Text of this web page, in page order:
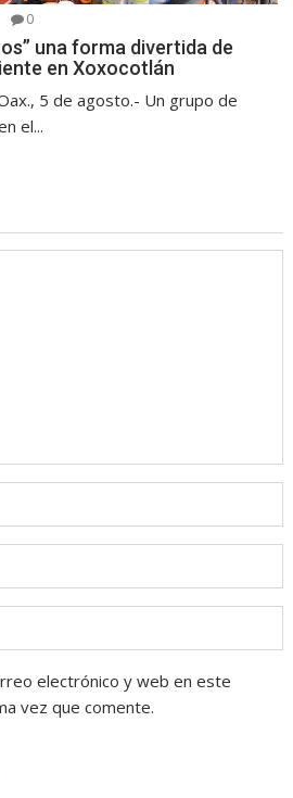
0
una forma divertida de
en Xoxocotlán
5 de agosto.- Un grupo de
el...
electrónico y web en este
vez que comente.